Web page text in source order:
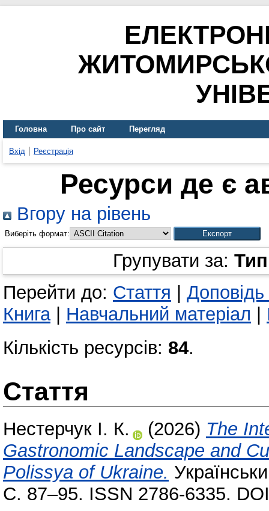
Головна Про сайт Перегляд
Вхід Реєстрація
Ресурси де є
Вгору на рівень
Виберіть формат:
Групувати за:
Перейти до: Стаття
Книга| Навчальний матеріал
Кількість ресурсів: 84.
Стаття
Нестерчук І. К. (2026) The
Gastronomic Landscape and
Polissya of Ukraine.
С. 87–95. ISSN 2786-6335.